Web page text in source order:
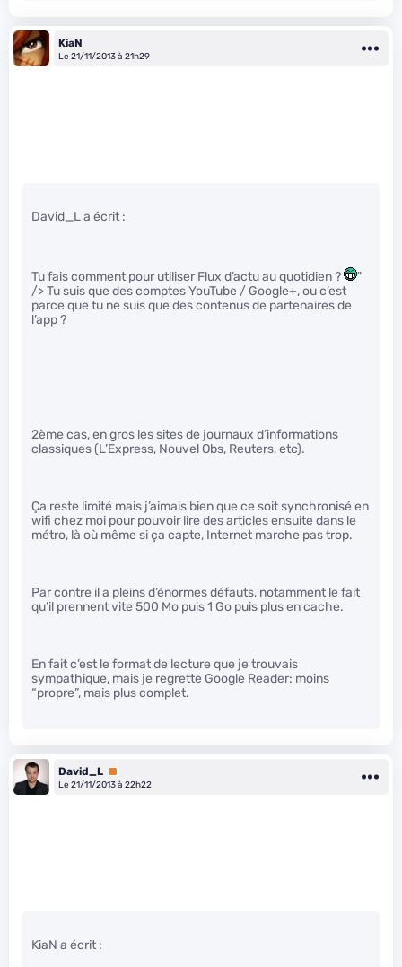
KiaN
Le 21/11/2013 à 21h29
David_L a écrit :
Tu fais comment pour utiliser Flux d’actu au quotidien ?
"
/> Tu suis que des comptes YouTube / Google+, ou c’est
parce que tu ne suis que des contenus de partenaires de
l’app ?
2ème cas, en gros les sites de journaux d’informations
classiques (L’Express, Nouvel Obs, Reuters, etc).
Ça reste limité mais j’aimais bien que ce soit synchronisé en
wifi chez moi pour pouvoir lire des articles ensuite dans le
métro, là où même si ça capte, Internet marche pas trop.
Par contre il a pleins d’énormes défauts, notamment le fait
qu’il prennent vite 500 Mo puis 1 Go puis plus en cache.
En fait c’est le format de lecture que je trouvais
sympathique, mais je regrette Google Reader: moins
“propre”, mais plus complet.
David_L Premium
Le 21/11/2013 à 22h22
KiaN a écrit :